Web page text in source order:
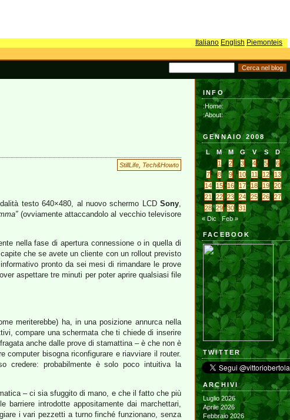
Italiano English Piemonteis
StillLife Tech&Howto
testo 640×480, al nuovo schermo LCDSony,
(ovviamente attaccandolo al vecchio televisore
nella fase di apertura connessione o in quella di
che se avete un cliente con un rollout previsto
pronto da sei mesi di rimandare le prove
aspettare tre minuti per poter aprire qualsiasi file
meriterebbe) ha, in una posizione annurca nella
compare una schermata che ti chiede di inserire
anche dalle prove di stamattina – è che non è
bisogna riconfigurare e riavviare il router.
credere: probabilmente è solo poco intuitiva la
– ci sia sfuggito di mano, e che il fatto che più
introdotte appositamente dai marchettari,
i vari pezzetti a turno finché funzionano, senza
INFO
:Home:
:About:
GENNAIO 2008
L M M G V S
D
1
2 3 4 5
6
7
8 9 10 11 12
13
14
15 16 17 18 19
20
21
22 23 24 25 26
27
28
29 30
31
« Dic
Feb »
FACEBOOK
TWITTER
ARCHIVI
Luglio 2026
Aprile 2026
Febbraio 2026